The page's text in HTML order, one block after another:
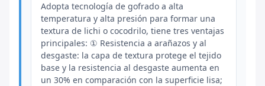
Adopta tecnología de gofrado a alta
temperatura y alta presión para formar una
textura de lichi o cocodrilo, tiene tres ventajas
principales: ① Resistencia a arañazos y al
desgaste: la capa de textura protege el tejido
base y la resistencia al desgaste aumenta en
un 30% en comparación con la superficie lisa;